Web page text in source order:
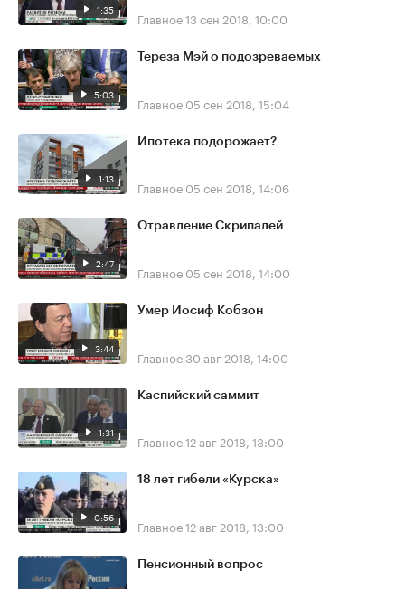
1:35 Главное13 сен 2018, 10:00
5:03
Тереза Мэй о подозреваемых
Главное 05 сен 2018, 15:04
1:13
Ипотека подорожает?
Главное 05 сен 2018, 14:06
2:47
Отравление Скрипалей
Главное 05 сен 2018, 14:00
3:44
Умер Иосиф Кобзон
Главное30 авг 2018, 14:00
1:31
Каспийский саммит
Главное12 авг 2018, 13:00
0:56
18 лет гибели «Курска»
Главное12 авг 2018, 13:00
Пенсионный вопрос